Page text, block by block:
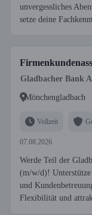
unvergessliches
setze deine
Gladbacher Bank
Mönchengladbach
Vollzeit
07.08.2026
Werde Teil der
(m/w/d)!
und
Flexibilität und